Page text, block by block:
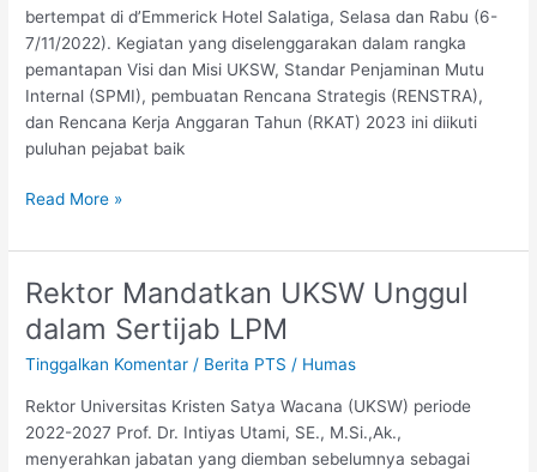
bertempat di d’Emmerick Hotel Salatiga, Selasa dan Rabu (6-
7/11/2022). Kegiatan yang diselenggarakan dalam rangka
pemantapan Visi dan Misi UKSW, Standar Penjaminan Mutu
Internal (SPMI), pembuatan Rencana Strategis (RENSTRA),
dan Rencana Kerja Anggaran Tahun (RKAT) 2023 ini diikuti
puluhan pejabat baik
Read More »
Rektor Mandatkan UKSW Unggul
dalam Sertijab LPM
Tinggalkan Komentar / Berita PTS / Humas
Rektor Universitas Kristen Satya Wacana (UKSW) periode
2022-2027 Prof. Dr. Intiyas Utami, SE., M.Si.,Ak.,
menyerahkan jabatan yang diemban sebelumnya sebagai
Rektor
Mandatkan
UKSW
Unggul